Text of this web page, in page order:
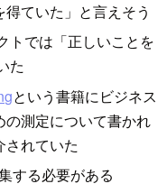
ていた」と言えそう
トでは「正しいことを
た
という書籍にビジネス
測定について書かれ
されていた
する必要がある